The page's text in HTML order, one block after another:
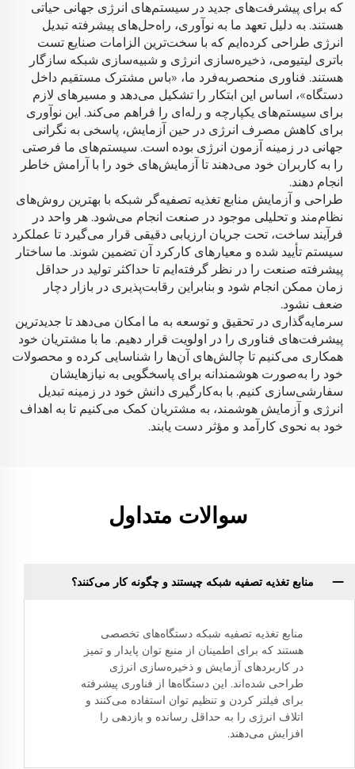
که برای پیشرفت‌های جدید در سیستم‌های انرژی جهانی حیاتی
هستند. به دلیل تعهد ما به نوآوری، راه‌حل‌های پیشرفته تبدیل
انرژی طراحی کرده‌ایم که با سخت‌ترین الزامات صنایع تست
باتری لیتیومی، ذخیره‌سازی انرژی و شبیه‌سازی شبکه سازگار
هستند. فناوری منحصربه‌فرد ما، «باس مشترک مستقیم داخل
دستگاه»، اساس این ابتکار را تشکیل می‌دهد و مسیرهای لازم
برای سیستم‌های یکپارچه و رله‌ای را فراهم می‌کند. این نوآوری
برای کاهش مصرف انرژی در حین آزمایش، پاسخی به نگرانی
جهانی در زمینه آزمون انرژی بوده است. سیستم‌های ما فرصتی
را به کاربران خود می‌دهند تا آزمایش‌های خود را با آرامش خاطر
انجام دهند.
طراحی و آزمایش منابع تغذیه تصفیه‌گر شبکه با بهترین روش‌های
نظام‌مند و تحلیلی موجود در صنعت انجام می‌شود. هر واحد در
فرآیند ساخت، تحت جریان ارزیابی دقیقی قرار می‌گیرد تا عملکرد
سیستم تأیید شده و معیارهای کارکرد آن تضمین شوند. ما ساختار
پیشرفته صنعت را در نظر گرفته‌ایم تا حداکثر تولید در حداقل
زمان ممکن انجام شود و بنابراین رقابت‌پذیری در بازار دچار
ضعف نشود.
سرمایه‌گذاری در تحقیق و توسعه به ما امکان می‌دهد تا جدیدترین
پیشرفت‌های فناوری را در اولویت قرار دهیم. ما با مشتریان خود
همکاری می‌کنیم تا چالش‌های آن‌ها را شناسایی کرده و محصولات
خود را به‌صورت هوشمندانه برای پاسخگویی به نیازهایشان
سفارشی‌سازی کنیم. با به‌کارگیری دانش خود در زمینه تبدیل
انرژی و آزمایش هوشمند، به مشتریان کمک می‌کنیم تا به اهداف
خود به نحوی کارآمد و مؤثر دست یابند.
سوالات متداول
منابع تغذیه تصفیه شبکه چیستند و چگونه کار می‌کنند؟
منابع تغذیه تصفیه شبکه دستگاه‌های تخصصی
هستند که برای اطمینان از منبع توان پایدار و تمیز
در کاربردهای آزمایش و ذخیره‌سازی انرژی
طراحی شده‌اند. این دستگاه‌ها از فناوری پیشرفته
برای فیلتر کردن و تنظیم توان استفاده می‌کنند و
اتلاف انرژی را به حداقل رسانده و بازدهی را
افزایش می‌دهند.